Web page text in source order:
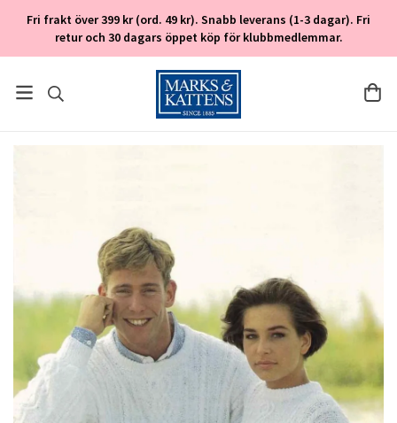
Fri frakt över 399 kr (ord. 49 kr). Snabb leverans (1-3 dagar). Fri
retur och 30 dagars öppet köp för klubbmedlemmar.